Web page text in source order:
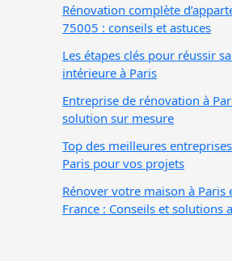
Rénovation complète
75005 : conseils et astuces
Les étapes clés pour réussir
intérieure à Paris
Entreprise de rénovation à
solution sur mesure
Top des meilleures
Paris pour vos projets
Rénover votre maison à Paris
France : Conseils et solutions